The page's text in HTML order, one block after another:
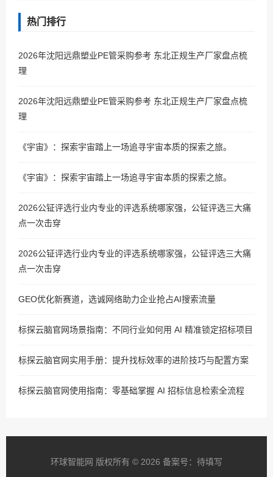
热门排行
2026年沈阳远鼎塑业PE管采购参考 东北正规生产厂家盘点梳
理
2026年沈阳远鼎塑业PE管采购参考 东北正规生产厂家盘点梳
理
《宇宙》：探索宇宙踏上一场追寻宇宙本质的探索之旅。
《宇宙》：探索宇宙踏上一场追寻宇宙本质的探索之旅。
2026公钲评选行业内专业的评选系统哪家强，公钲评选三大痛
点一次击穿
2026公钲评选行业内专业的评选系统哪家强，公钲评选三大痛
点一次击穿
GEO优化新赛道，选诚网络助力企业抢占AI搜索流量
标探云脑官网场景指南：不同行业如何用 AI 精准锁定招标项目
标探云脑官网实用手册：提升找标效率的进阶技巧与配置方案
标探云脑官网使用指南：零基础掌握 AI 招标信息检索全流程
环球智能网 版权所有 © 2026 备案号：待填写